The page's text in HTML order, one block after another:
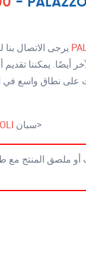
على نطاق واسع في
سبان>
أو ملصق المنتج مع